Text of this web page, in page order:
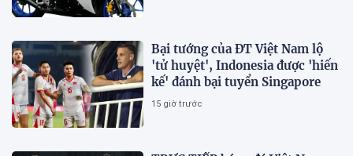
Bại tướng của ĐT Việt Nam lộ
'tử huyệt', Indonesia được 'hiến
kế' đánh bại tuyển Singapore
15 giờ trước